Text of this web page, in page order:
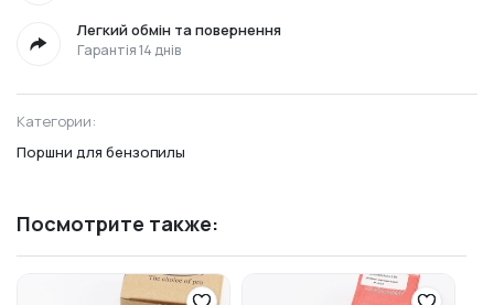
Легкий обмін та повернення
Гарантія 14 днів
Категории:
Поршни для бензопилы
Посмотрите также: